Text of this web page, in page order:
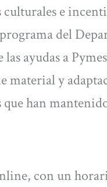
e
del
ayudas a
material y
que han
con un